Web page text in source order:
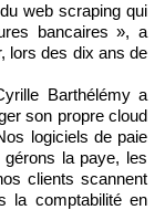
web scraping qui
bancaires », a
lors des dix ans de
Barthélémy a
son propre cloud
logiciels de paie
la paye, les
clients scannent
la comptabilité en